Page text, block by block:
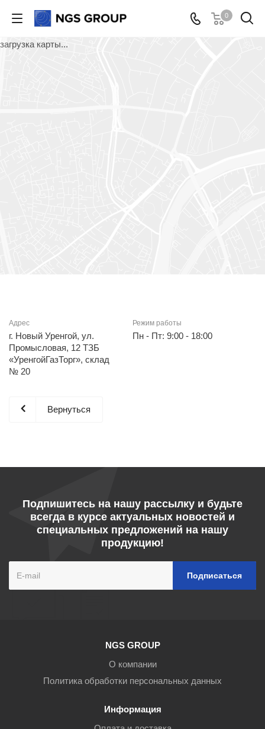
0
загрузка карты...
Адрес
г. Новый Уренгой, ул.
Промысловая, 12 ТЗБ
«УренгойГазТорг», склад
№ 20
Режим работы
Пн - Пт: 9:00 - 18:00
Вернуться
Подпишитесь на нашу рассылку и будьте
всегда в курсе актуальных новостей и
специальных предложений на нашу
продукцию!
NGS GROUP
О компании
Политика обработки персональных данных
Информация